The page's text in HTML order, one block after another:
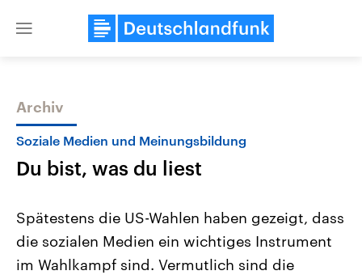
Close
Themen
Archiv
Soziale Medien und Meinungsbildung
Du bist, was du liest
Spätestens die US-Wahlen haben gezeigt, dass
die sozialen Medien ein wichtiges Instrument
im Wahlkampf sind. Vermutlich sind die